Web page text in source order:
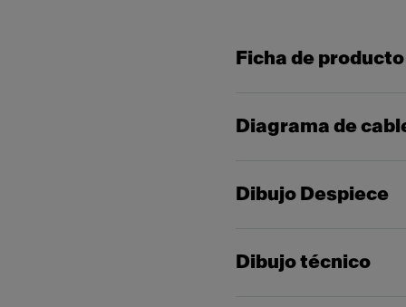
Ficha de producto
Diagrama de
Dibujo Despiece
Dibujo técnico